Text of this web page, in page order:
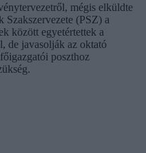
mégis elküldte
Szakszervezete (PSZ) a
között egyetértettek a
de javasolják az oktató
poszthoz